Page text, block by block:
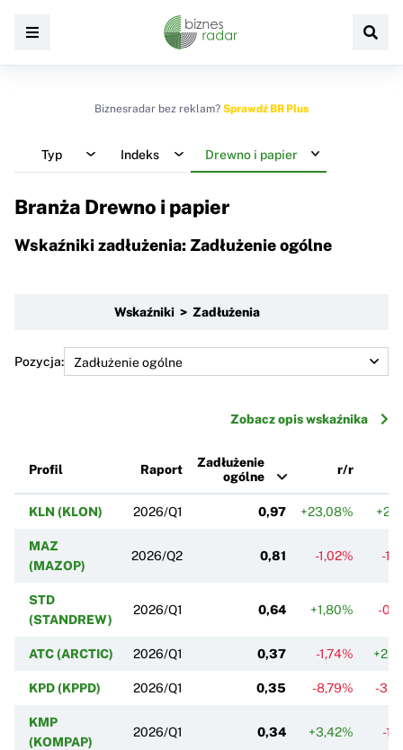
Biznesradar bez reklam? Sprawdź BR Plus
Typ Indeks Drewno i papier
Branża Drewno i papier
Wskaźniki zadłużenia: Zadłużenie ogólne
Wskaźniki > Zadłużenia
Pozycja:
Zobacz opis wskaźnika
Profil Raport
Zadłużenie
ogólne
r/r
KLN (KLON) 2026/Q1 0,97 +23,08%
MAZ
(MAZOP)
2026/Q2 0,81 -1,02% -
STD
(STANDREW)
2026/Q1 0,64 +1,80% -
ATC (ARCTIC) 2026/Q1 0,37 -1,74%
KPD (KPPD) 2026/Q1 0,35 -8,79% -
KMP
(KOMPAP)
2026/Q1 0,34 +3,42% -